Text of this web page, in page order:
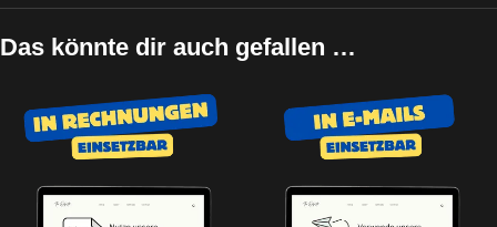
Das könnte dir auch gefallen …